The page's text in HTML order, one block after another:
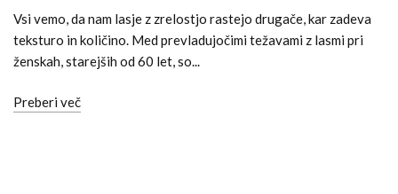
Vsi vemo, da nam lasje z zrelostjo rastejo drugače, kar zadeva
teksturo in količino. Med prevladujočimi težavami z lasmi pri
ženskah, starejših od 60 let, so...
Preberi več